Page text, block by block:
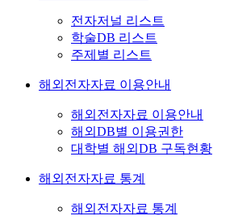
전자저널 리스트
학술DB 리스트
주제별 리스트
해외전자자료 이용안내
해외전자자료 이용안내
해외DB별 이용권한
대학별 해외DB 구독현황
해외전자자료 통계
해외전자자료 통계